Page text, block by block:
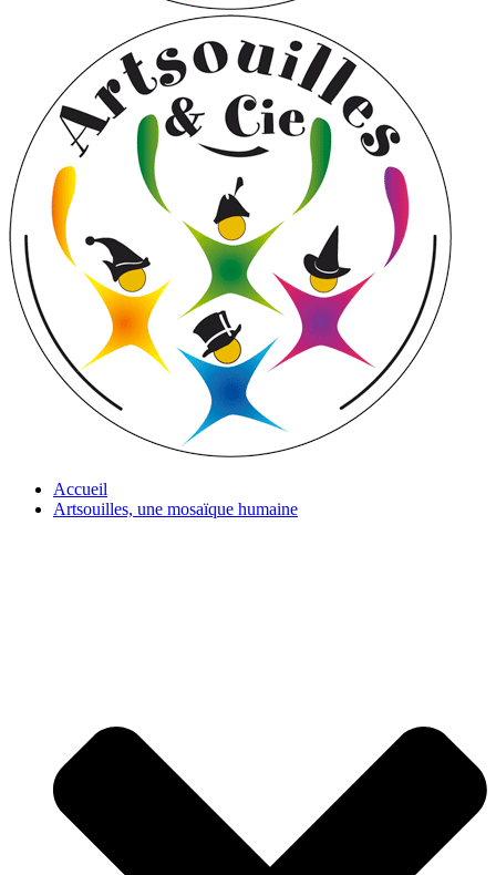
Accueil
Artsouilles, une mosaïque humaine